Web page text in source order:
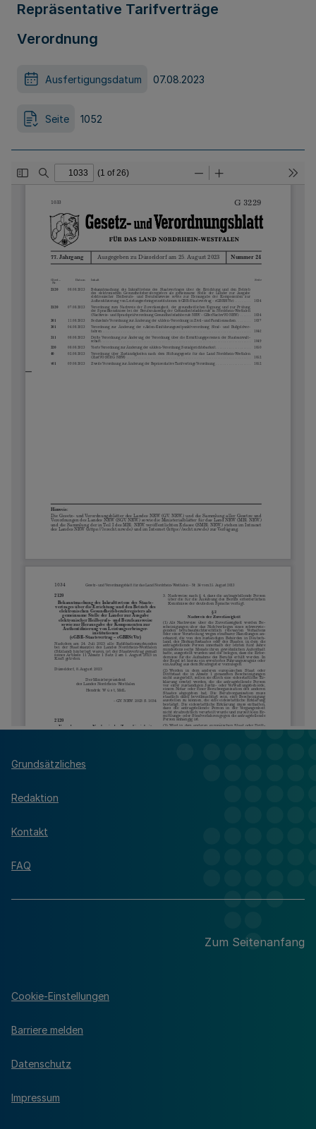
Repräsentative Tarifverträge
Verordnung
Ausfertigungsdatum 07.08.2023
Seite 1052
Grundsätzliches
Redaktion
Kontakt
FAQ
Zum Seitenanfang
Cookie-Einstellungen
Barriere melden
Datenschutz
Impressum